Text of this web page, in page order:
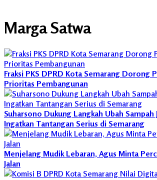
Marga Satwa
Fraksi PKS DPRD Kota Semarang Dorong
Prioritas Pembangunan
Suharsono Dukung Langkah Ubah Sampah
Ingatkan Tantangan Serius di Semarang
Menjelang Mudik Lebaran, Agus Minta
Jalan